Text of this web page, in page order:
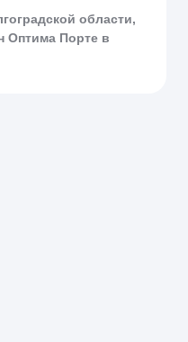
области,
Оптима Порте в